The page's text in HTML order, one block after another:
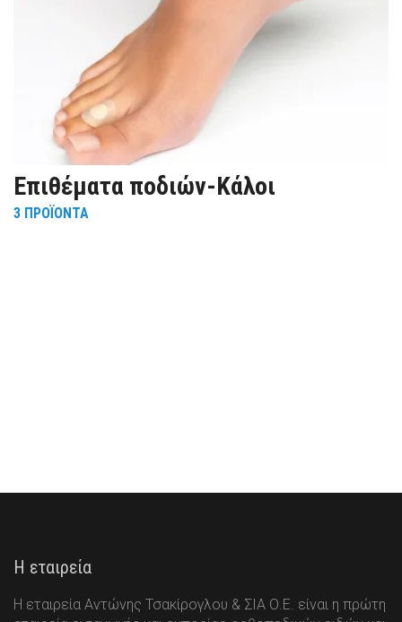
Eπιθέματα ποδιών-Κάλοι
3 ΠΡΟΪΌΝΤΑ
Η εταιρεία
Η εταιρεία Αντώνης Τσακίρογλου & ΣΙΑ Ο.Ε. είναι η πρώτη